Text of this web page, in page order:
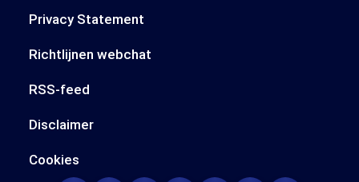
Privacy Statement
Richtlijnen webchat
RSS-feed
Disclaimer
Cookies